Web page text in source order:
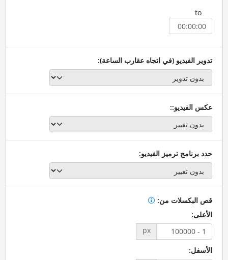
to
تدوير الفيديو (في اتجاه عقارب الساعة):
عكس الفيديو::
حدد برنامج ترميز الفيديو:
قص البكسلات من:
الأعلى:
px
الأسفل: